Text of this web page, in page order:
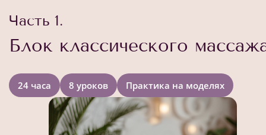
Часть 1.
Блок классического
24 часа 8 уроков Практика на моделях